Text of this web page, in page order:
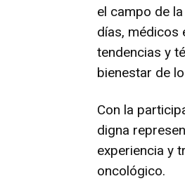
el campo de
días, médicos
tendencias y
bienestar de
Con la
digna
experiencia y
oncológico.